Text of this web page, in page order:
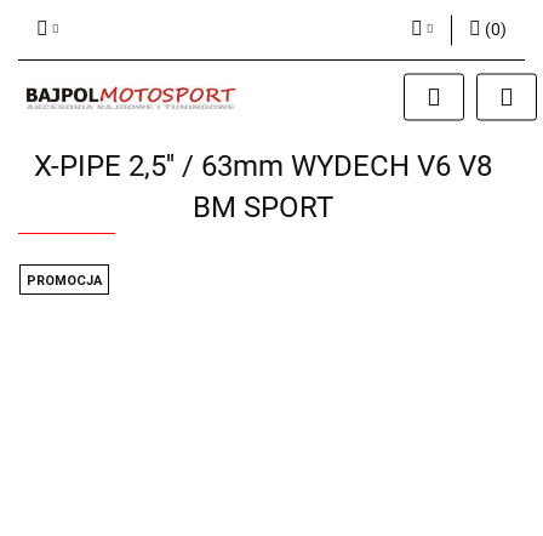
Zaloguj się
Dodaj zgłoszenie
(0)
X-PIPE 2,5'' / 63mm WYDECH V6 V8
BM SPORT
PROMOCJA